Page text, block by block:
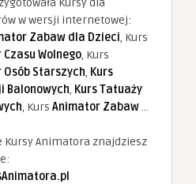
Kursy dla
w wersji internetowej:
Zabaw dla Dzieci, Kurs
Wolnego, Kurs
Starszych, Kurs
Balonowych, Kurs Tatuaży
, Kurs Animator Zabaw...
Kursy Animatora znajdziesz